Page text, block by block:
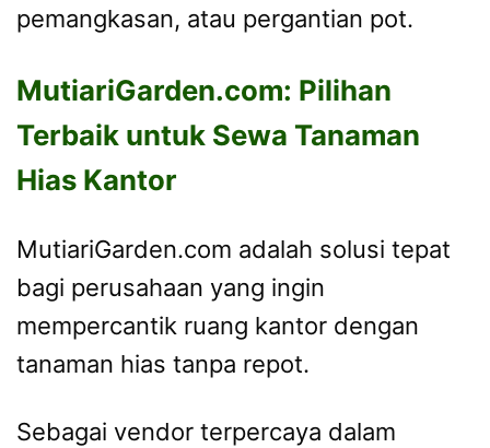
pemangkasan, atau pergantian pot.
MutiariGarden.com: Pilihan
Terbaik untuk Sewa Tanaman
Hias Kantor
MutiariGarden.com adalah solusi tepat
bagi perusahaan yang ingin
mempercantik ruang kantor dengan
tanaman hias tanpa repot.
Sebagai vendor terpercaya dalam